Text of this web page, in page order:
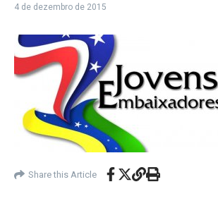
4 de dezembro de 2015
Share this Article